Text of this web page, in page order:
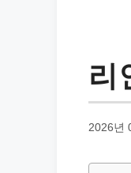
리
2026년